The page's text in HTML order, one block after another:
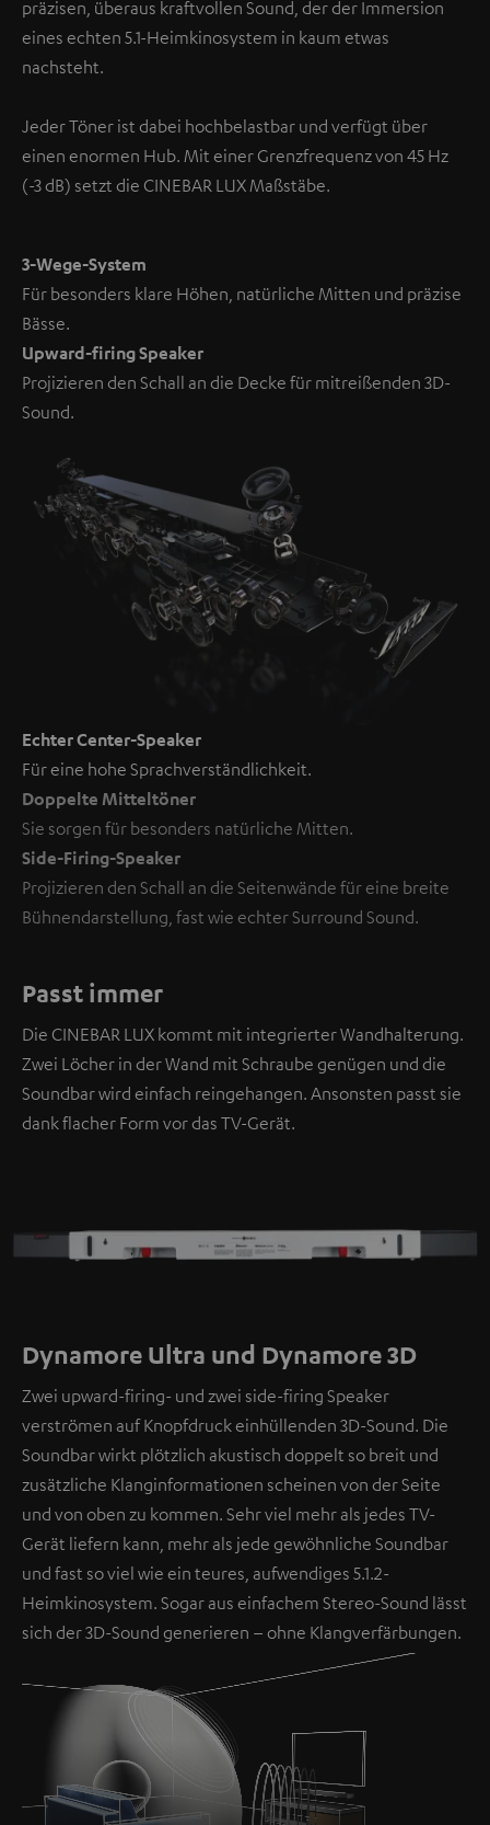
präzisen, überaus kraftvollen Sound, der der Immersion
eines echten 5.1-Heimkinosystem in kaum etwas
nachsteht.
Jeder Töner ist dabei hochbelastbar und verfügt über
einen enormen Hub. Mit einer Grenzfrequenz von 45 Hz
(-3 dB) setzt die CINEBAR LUX Maßstäbe.
3-Wege-System
Für besonders klare Höhen, natürliche Mitten und präzise
Bässe.
Upward-firing Speaker
Projizieren den Schall an die Decke für mitreißenden 3D-
Sound.
Echter Center-Speaker
Für eine hohe Sprachverständlichkeit.
Doppelte Mitteltöner
Sie sorgen für besonders natürliche Mitten.
Side-Firing-Speaker
Projizieren den Schall an die Seitenwände für eine breite
Bühnendarstellung, fast wie echter Surround Sound.
Passt immer
Die CINEBAR LUX kommt mit integrierter Wandhalterung.
Zwei Löcher in der Wand mit Schraube genügen und die
Soundbar wird einfach reingehangen. Ansonsten passt sie
dank flacher Form vor das TV-Gerät.
Dynamore Ultra und Dynamore 3D
Zwei upward-firing- und zwei side-firing Speaker
verströmen auf Knopfdruck einhüllenden 3D-Sound. Die
Soundbar wirkt plötzlich akustisch doppelt so breit und
zusätzliche Klanginformationen scheinen von der Seite
und von oben zu kommen. Sehr viel mehr als jedes TV-
Gerät liefern kann, mehr als jede gewöhnliche Soundbar
und fast so viel wie ein teures, aufwendiges 5.1.2-
Heimkinosystem. Sogar aus einfachem Stereo-Sound lässt
sich der 3D-Sound generieren – ohne Klangverfärbungen.